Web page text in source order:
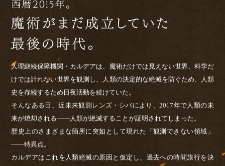
人理継続保障機関・カルデアは、魔術だけでは見えない世界、科学だ
けでは計れない世界を観測し、人類の決定的な絶滅を防ぐため、
人類
史を存続するため日夜活動を続けていた。
そんなある日、近未来観測レンズ・シバにより、2017年で人類の未
来が焼却される――人類が絶滅することが証明されてしまった。
歴史上のさまざまな箇所に突如として現れた「観測できない領域」
――特異点。
カルデアはこれを人類絶滅の原因と仮定し、過去への時間旅行を決